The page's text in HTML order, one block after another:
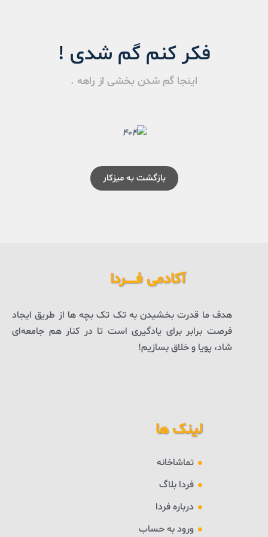
فکر کنم گم شدی !
اینجا گم شدن بخشی از راهه .
بازگشت به میزکار
آکادمی فــــــردا
هدف ما قدرت بخشیدن به تک تک بچه ها از طریق ایجاد
فرصت برابر برای یادگیری است تا در کنار هم جامعه‌ای
شاد، پویا و خلاق بسازیم!
لینک ها
تماشاخانه
فردا بلاگ
درباره فردا
ورود به حساب